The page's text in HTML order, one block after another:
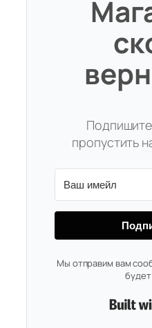
пропустить
Мы отправим вам